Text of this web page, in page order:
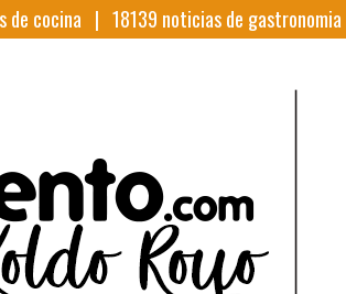
de cocina | 18139 noticias de